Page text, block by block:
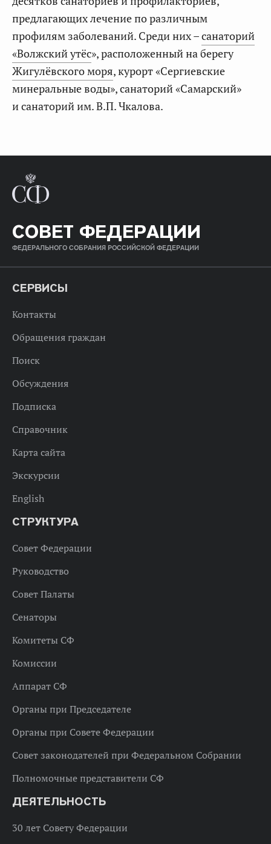
предлагающих лечение по различным
профилям заболеваний. Среди них –санаторий
«Волжский утёс», расположенный на берегу
Жигулёвского моря, курорт «Сергиевские
минеральные воды», санаторий «Самарский»
и санаторий им. В.П. Чкалова.
СОВЕТ ФЕДЕРАЦИИ
ФЕДЕРАЛЬНОГО СОБРАНИЯ РОССИЙСКОЙ ФЕДЕРАЦИИ
СЕРВИСЫ
Контакты
Обращения граждан
Поиск
Обсуждения
Подписка
Справочник
Карта сайта
Экскурсии
English
СТРУКТУРА
Совет Федерации
Руководство
Совет Палаты
Сенаторы
Комитеты СФ
Комиссии
Аппарат СФ
Органы при Председателе
Органы при Совете Федерации
Совет законодателей при Федеральном Собрании
Полномочные представители СФ
ДЕЯТЕЛЬНОСТЬ
30 лет Совету Федерации